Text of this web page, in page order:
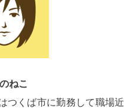
ねこ
つくば市に勤務して職場近